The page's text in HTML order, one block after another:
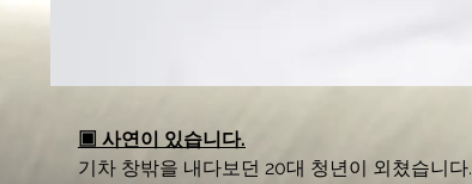
▣ 사연이 있습니다.
기차 창밖을 내다보던 20대 청년이 외쳤습니다.